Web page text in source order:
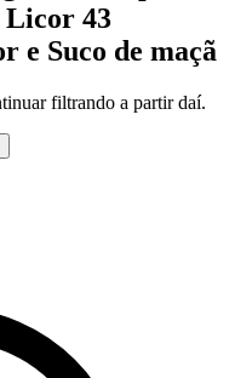
Licor 43
e Suco de maçã
filtrando a partir daí.